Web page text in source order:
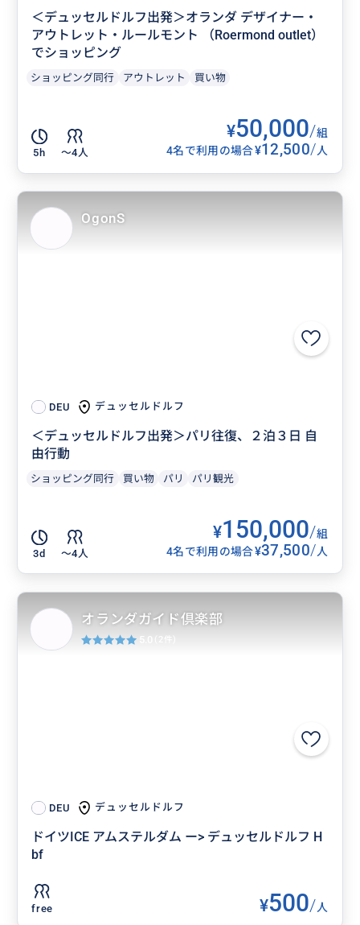
＜デュッセルドルフ出発＞オランダ デザイナー・
アウトレット・ルールモント （Roermond outlet）
でショッピング
ショッピング同行 アウトレット 買い物
5h 〜4人
¥50,000/組
4名で利用の場合¥12,500/人
DEU デュッセルドルフ
＜デュッセルドルフ出発＞パリ往復、２泊３日 自
由行動
ショッピング同行 買い物 パリ パリ観光
3d 〜4人
¥150,000/組
4名で利用の場合¥37,500/人
OgonS
DEU デュッセルドルフ
ドイツICE アムステルダム ー> デュッセルドルフ H
bf
free ¥500/人
オランダガイド倶楽部
5.0 (2件)